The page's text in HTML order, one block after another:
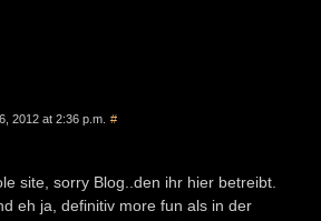
2012 at 2:36 p.m. #
site, sorry Blog..den ihr hier betreibt.
eh ja, definitiv more fun als in der